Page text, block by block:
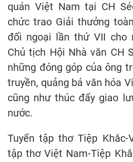
quán Việt Nam tại CH
chức trao Giải thưởng
đối ngoại lần thứ VII cho
Chủ tịch Hội Nhà văn CH
những đóng góp của ông
truyền, quảng bá văn hóa
cũng như thúc đẩy giao
nước.
Tuyển tập thơ Tiệp Khắc-
tập thơ Việt Nam-Tiệp